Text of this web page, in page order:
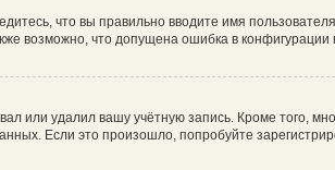
что вы правильно вводите имя
возможно, что допущена ошибка в
или удалил вашу учётную запись. Кроме того,
Если это произошло, попробуйте